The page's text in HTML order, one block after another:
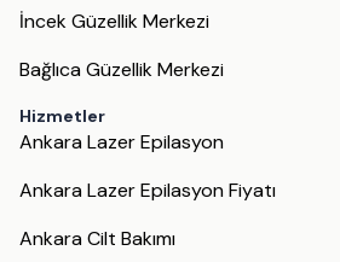
İncek Güzellik Merkezi
Bağlıca Güzellik Merkezi
Hizmetler
Ankara Lazer Epilasyon
Ankara Lazer Epilasyon Fiyatı
Ankara Cilt Bakımı